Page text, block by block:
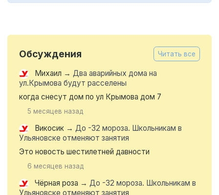
Обсуждения Читать все
Михаил → Два аварийных дома на
ул.Крымова будут расселены
когда снесут дом по ул Крымова дом 7
5 месяцев назад
Викосик → До -32 мороза. Школьникам в
Ульяновске отменяют занятия
Это новость шестилетней давности
6 месяцев назад
Чёрная роза → До -32 мороза. Школьникам в
Ульяновске отменяют занятия